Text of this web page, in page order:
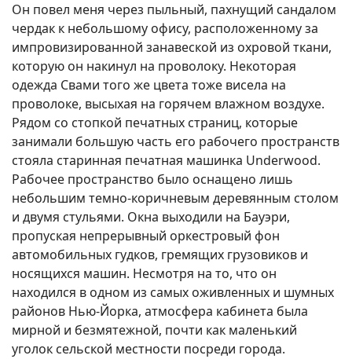
Он повел меня через пыльный, пахнущий сандалом
чердак к небольшому офису, расположенному за
импровизированной занавеской из охровой ткани,
которую он накинул на проволоку. Некоторая
одежда Свами того же цвета тоже висела на
проволоке, высыхая на горячем влажном воздухе.
Рядом со стопкой печатных страниц, которые
занимали большую часть его рабочего пространств
стояла старинная печатная машинка Underwood.
Рабочее пространство было оснащено лишь
небольшим темно-коричневым деревянным столом
и двумя стульями. Окна выходили на Бауэри,
пропуская непрерывный оркестровый фон
автомобильных гудков, гремящих грузовиков и
носящихся машин. Несмотря на то, что он
находился в одном из самых оживленных и шумных
районов Нью-Йорка, атмосфера кабинета была
мирной и безмятежной, почти как маленький
уголок сельской местности посреди города.